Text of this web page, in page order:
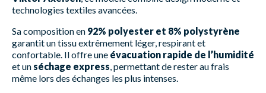
technologies textiles avancées.
Sa composition en 92% polyester et 8% polystyrène
garantit un tissu extrêmement léger, respirant et
confortable. Il offre une évacuation rapide de l’humidité
et un séchage express , permettant de rester au frais
même lors des échanges les plus intenses.